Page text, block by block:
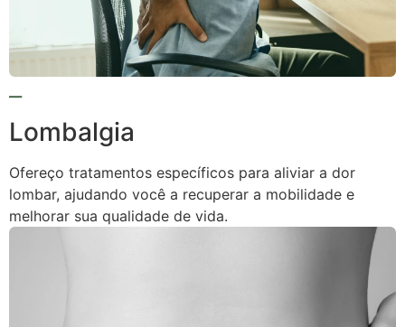
Lombalgia
Ofereço tratamentos específicos para aliviar a dor
lombar, ajudando você a recuperar a mobilidade e
melhorar sua qualidade de vida.